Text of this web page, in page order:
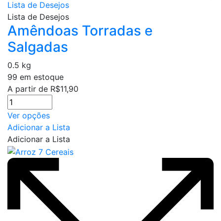
Lista de Desejos
Lista de Desejos
Amêndoas Torradas e
Salgadas
0.5 kg
99 em estoque
A partir de R$11,90
Ver opçõesEste
produto
tem
várias
As
podem
ser
Adicionar a Lista
Adicionar a Lista